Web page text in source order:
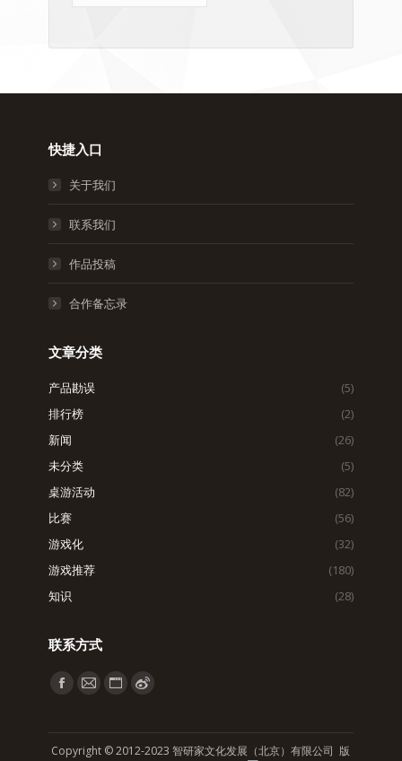
章
档
快捷入口
关于我们
联系我们
作品投稿
合作备忘录
文章分类
产品勘误
(5)
排行榜
(2)
新闻
(26)
未分类
(5)
桌游活动
(82)
比赛
(56)
游戏化
(32)
游戏推荐
(180)
知识
(28)
联系方式
找到我们：
Facebook
Mail WebsiteWeibo
Copyright © 2012-2023 智研家文化发展（北京）有限公司 版